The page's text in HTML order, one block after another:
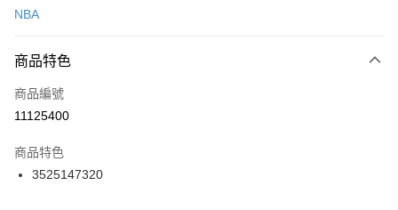
便利好安心！
３．安心：先確認商品／服務後，再付款。
【「AFTEE先享後付」結帳流程】
１．於結帳方式選擇「AFTEE先享後付」後，將跳轉至「AFTEE先享後付」
２．訂單成立數日內，您將收到繳費通知簡訊。
３．收到繳費通知簡訊後14天內，點擊此簡訊中的連結，可透過四大超商／
ATM／網路銀行／等多元方式進行付款，方視為交易完成。
運送方式
每筆NT$100，滿NT$1,500(含以上)免運費
宅配
每筆NT$100，滿NT$1,500(含以上)免運費
付款後門市自取
每筆NT$100，滿NT$1,500(含以上)免運費
NBA
商品特色
商品編號
11125400
商品特色
3525147320